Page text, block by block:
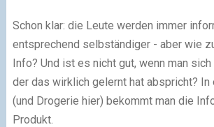
Schon klar: die Leute werden immer
entsprechend selbständiger - aber wie
Info? Und ist es nicht gut, wenn man sich
der das wirklich gelernt hat abspricht? In
(und Drogerie hier) bekommt man die
Produkt.